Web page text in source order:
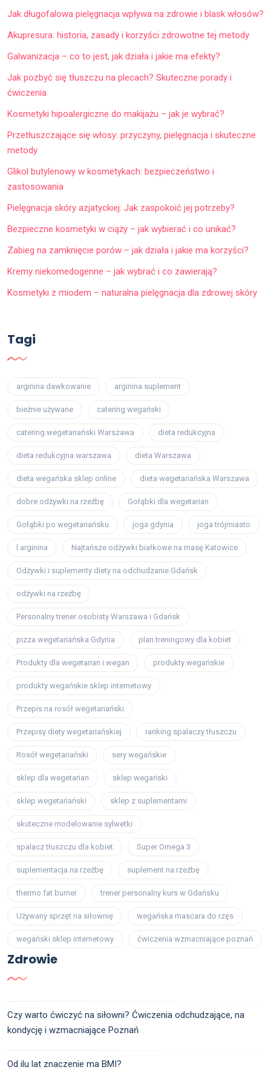
Jak długofalowa pielęgnacja wpływa na zdrowie i blask włosów?
Akupresura: historia, zasady i korzyści zdrowotne tej metody
Galwanizacja – co to jest, jak działa i jakie ma efekty?
Jak pozbyć się tłuszczu na plecach? Skuteczne porady i
ćwiczenia
Kosmetyki hipoalergiczne do makijażu – jak je wybrać?
Przetłuszczające się włosy: przyczyny, pielęgnacja i skuteczne
metody
Glikol butylenowy w kosmetykach: bezpieczeństwo i
zastosowania
Pielęgnacja skóry azjatyckiej: Jak zaspokoić jej potrzeby?
Bezpieczne kosmetyki w ciąży – jak wybierać i co unikać?
Zabieg na zamknięcie porów – jak działa i jakie ma korzyści?
Kremy niekomedogenne – jak wybrać i co zawierają?
Kosmetyki z miodem – naturalna pielęgnacja dla zdrowej skóry
Tagi
arginina dawkowanie arginina suplement
bieżnie używane catering wegański
catering wegetariański Warszawa dieta redukcyjna
dieta redukcyjna warszawa dieta Warszawa
dieta wegańska sklep online dieta wegetariańska Warszawa
dobre odżywki na rzeźbę Gołąbki dla wegetarian
Gołąbki po wegetariańsku joga gdynia joga trójmiasto
l arginina Najtańsze odżywki białkowe na masę Katowice
Odżywki i suplementy diety na odchudzanie Gdańsk
odżywki na rzeźbę
Personalny trener osobisty Warszawa i Gdańsk
pizza wegetariańska Gdynia plan treningowy dla kobiet
Produkty dla wegetarian i wegan produkty wegańskie
produkty wegańskie sklep internetowy
Przepis na rosół wegetariański
Przepisy diety wegetariańskiej ranking spalaczy tłuszczu
Rosół wegetariański sery wegańskie
sklep dla wegetarian sklep wegański
sklep wegetariański sklep z suplementami
skuteczne modelowanie sylwetki
spalacz tłuszczu dla kobiet Super Omega 3
suplementacja na rzeźbę suplement na rzeźbę
thermo fat burner trener personalny kurs w Gdańsku
Używany sprzęt na siłownię wegańska mascara do rzęs
wegański sklep internetowy ćwiczenia wzmacniające poznań
Zdrowie
Czy warto ćwiczyć na siłowni? Ćwiczenia odchudzające, na
kondycję i wzmacniające Poznań
Od ilu lat znaczenie ma BMI?